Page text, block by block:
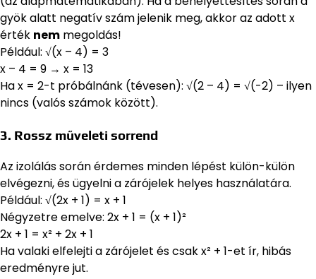
gyök alatt negatív szám jelenik meg, akkor az adott x
érték nem megoldás!
Például: √(x – 4) = 3
x – 4 = 9 → x = 13
Ha x = 2-t próbálnánk (tévesen): √(2 – 4) = √(-2) – ilyen
nincs (valós számok között).
3. Rossz műveleti sorrend
Az izolálás során érdemes minden lépést külön-külön
elvégezni, és ügyelni a zárójelek helyes használatára.
Például: √(2x + 1) = x + 1
Négyzetre emelve: 2x + 1 = (x + 1)²
2x + 1 = x² + 2x + 1
Ha valaki elfelejti a zárójelet és csak x² + 1-et ír, hibás
eredményre jut.